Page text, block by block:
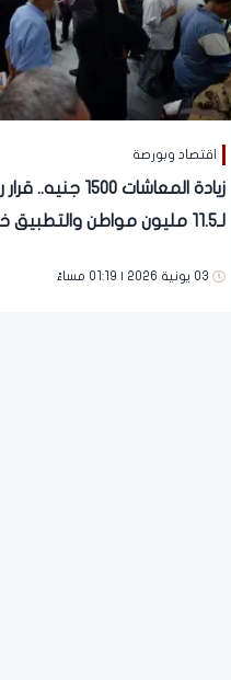
اقتصاد وبورصة
زيادة المعاشات 1500
لـ11.5 مليون مواطن والتطبيق
03 يونية 2026 | 01:19 مساءً